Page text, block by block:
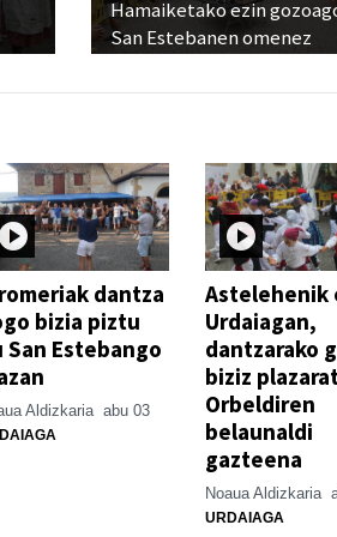
Hamaiketako ezin
San Estebanen omenez
dantza
bizia piztu
San Estebango
Aldizkaria abu 03
Astelehenik
Urdaiagan,
dantzarako
biziz
Orbeldiren
belaunaldi
gazteena
Noaua Aldizkaria
URDAIAGA